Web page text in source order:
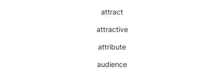
attract
attractive
attribute
audience